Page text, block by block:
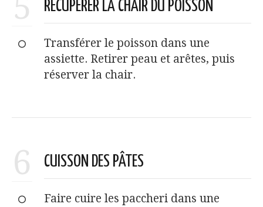
RÉCUPÉRER LA CHAIR DU POISSON
Transférer le poisson dans une
assiette. Retirer peau et arêtes, puis
réserver la chair.
6 CUISSON DES PÂTES
Faire cuire les paccheri dans une